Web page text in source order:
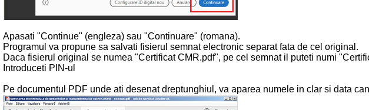
Apasati "Continue" (engleza) sau "Continuare" (romana).
Programul va propune sa salvati fisierul semnat electronic separat fata de cel original.
Daca fisierul original se numea "Certificat CMR.pdf", pe cel semnat il puteti numi
Introduceti PIN-ul
Pe documentul PDF unde ati desenat dreptunghiul, va aparea numele in clar si data